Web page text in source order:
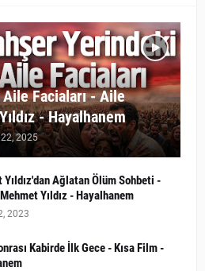
Faciaları - Aile
- Hayalhanem
22, 2025
Yıldız'dan Ağlatan Ölüm Sohbeti -
Yıldız - Hayalhanem
2023
Kabirde İlk Gece - Kısa Film -